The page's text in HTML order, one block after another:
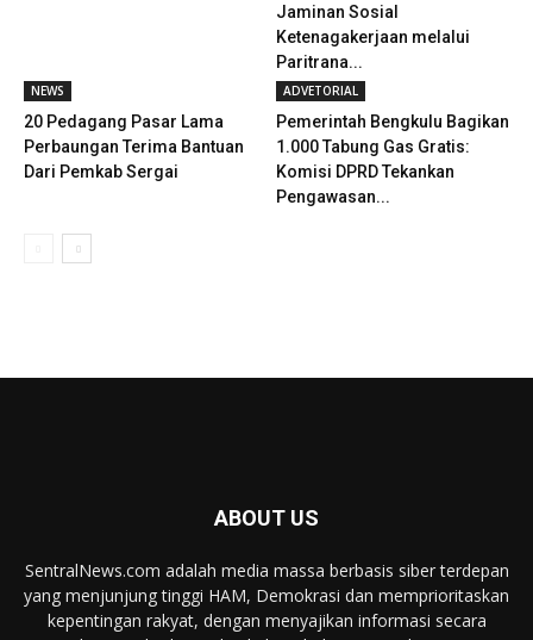
Jaminan Sosial
Ketenagakerjaan melalui
Paritrana...
NEWS
20 Pedagang Pasar Lama
Perbaungan Terima Bantuan
Dari Pemkab Sergai
ADVETORIAL
Pemerintah Bengkulu Bagikan
1.000 Tabung Gas Gratis:
Komisi DPRD Tekankan
Pengawasan...
ABOUT US
SentralNews.com adalah media massa berbasis siber terdepan
yang menjunjung tinggi HAM, Demokrasi dan memprioritaskan
kepentingan rakyat, dengan menyajikan informasi secara